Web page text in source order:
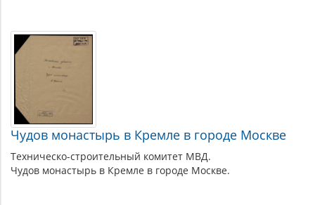
Чудов монастырь в Кремле в городе Москве
Техническо-строительный комитет МВД.
Чудов монастырь в Кремле в городе Москве.